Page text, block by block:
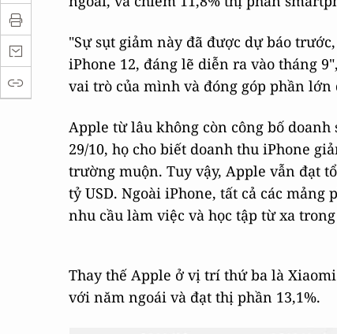
"Sự sụt giảm này đã được dự báo
iPhone 12, đáng lẽ diễn ra vào tháng
vai trò của mình và đóng góp phần lớn
Apple từ lâu không còn công bố
29/10, họ cho biết doanh thu iPhone
trường muộn. Tuy vậy, Apple vẫn đạt
tỷ USD. Ngoài iPhone, tất cả các
nhu cầu làm việc và học tập từ xa trong
Thay thế Apple ở vị trí thứ ba là
với năm ngoái và đạt thị phần 13,1%.